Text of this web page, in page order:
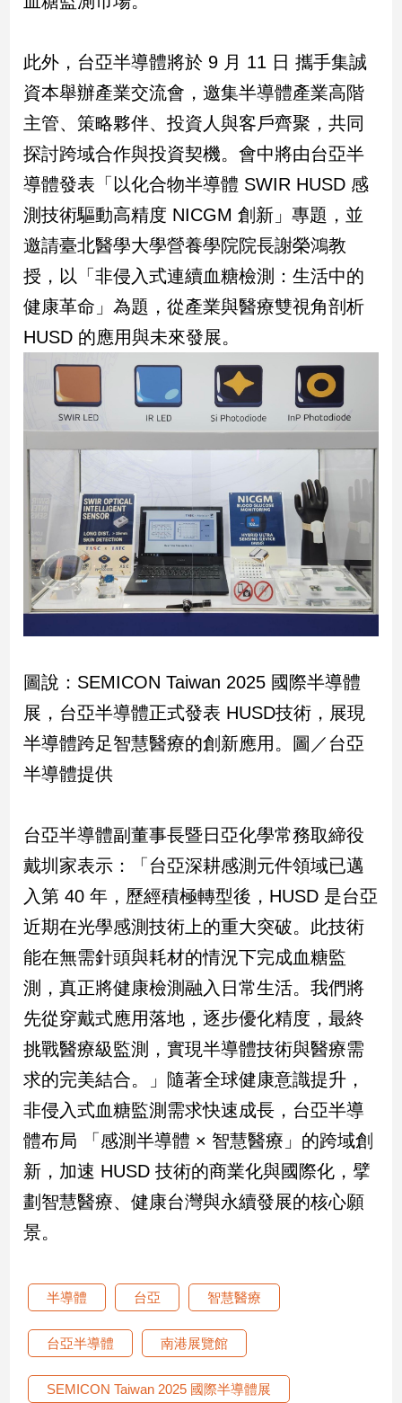
室
設
計
旅
遊/
美
食
座/
命
理
消
費
情
術
創
／
電
影
推
科
遊
戲
運
動
物
影
音
專
區
合
作
媒
體
投
稿
專
點】
此外，台亞半導體將於 9 月 11 日 攜手集誠
資本舉辦產業交流會，邀集半導體產業高階
主管、策略夥伴、投資人與客戶齊聚，共同
探討跨域合作與投資契機。會中將由台亞半
導體發表「以化合物半導體 SWIR HUSD 感
測技術驅動高精度 NICGM 創新」專題，並
邀請臺北醫學大學營養學院院長謝榮鴻教
授，以「非侵入式連續血糖檢測：生活中的
健康革命」為題，從產業與醫療雙視角剖析
HUSD 的應用與未來發展。
圖說：SEMICON Taiwan 2025 國際半導體
展，台亞半導體正式發表 HUSD技術，展現
半導體跨足智慧醫療的創新應用。圖／台亞
半導體提供
台亞半導體副董事長暨日亞化學常務取締役
戴圳家表示：「台亞深耕感測元件領域已邁
入第 40 年，歷經積極轉型後，HUSD 是台亞
近期在光學感測技術上的重大突破。此技術
能在無需針頭與耗材的情況下完成血糖監
測，真正將健康檢測融入日常生活。我們將
先從穿戴式應用落地，逐步優化精度，最終
挑戰醫療級監測，實現半導體技術與醫療需
求的完美結合。」隨著全球健康意識提升，
非侵入式血糖監測需求快速成長，台亞半導
體布局 「感測半導體 × 智慧醫療」的跨域創
新，加速 HUSD 技術的商業化與國際化，擘
劃智慧醫療、健康台灣與永續發展的核心願
景。
半導體 台亞 智慧醫療
台亞半導體 南港展覽館
SEMICON Taiwan 2025 國際半導體展